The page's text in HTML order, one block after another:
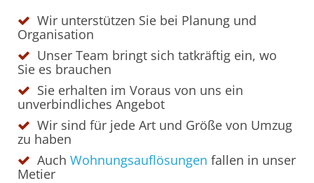
Wir unterstützen Sie bei Planung und
Organisation
Unser Team bringt sich tatkräftig ein, wo
Sie es brauchen
Sie erhalten im Voraus von uns ein
unverbindliches Angebot
Wir sind für jede Art und Größe von Umzug
zu haben
Auch Wohnungsauflösungen fallen in unser
Metier